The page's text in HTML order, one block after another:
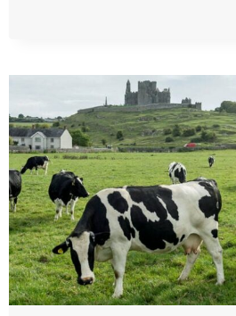
A
TOTALITARIZMUS
FELÉ”
–
MONDTA
IFJABB
RFK
A
KÉPVISELŐHÁZI
BIZOTTSÁGNAK